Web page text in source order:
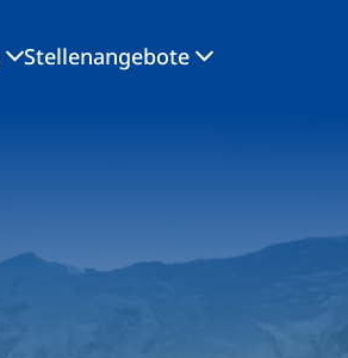
Stellenangebote